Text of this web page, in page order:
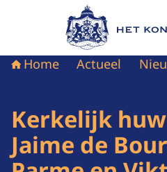
Naar de
Home Actueel
Kerkelijk
Jaime de